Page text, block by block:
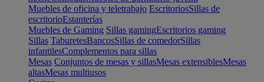
Muebles de oficina y teletrabajo EscritoriosSillas de
escritorioEstanterías
Muebles de Gaming Sillas gamingEscritorios gaming
Sillas TaburetesBancosSillas de comedorSillas
infantilesComplementos para sillas
Mesas Conjuntos de mesas y sillasMesas extensiblesMesas
altasMesas multiusos